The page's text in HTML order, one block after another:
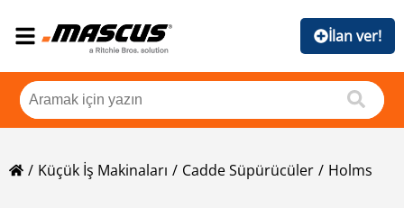
İlan ver!
Küçük İş Makinaları Cadde Süpürücüler Holms